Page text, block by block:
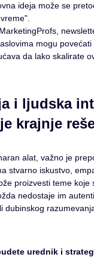
ideja može se
mogu
da lako skalirate
i ljudska
krajnje
alat, važno je
stvarno iskustvo,
proizvesti teme koje
nedostaje im
dubinskog
urednik i